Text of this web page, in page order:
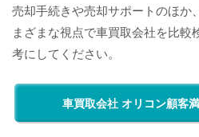
売却手続きや売却サポートのほか
まざまな視点で車買取会社を比較
考にしてください。
車買取会社 オリコン顧客